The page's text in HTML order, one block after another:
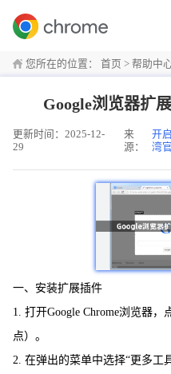
您所在的位置： 首页 > 帮助中
Google浏览器扩
更新时间：2025-12-
29
来
源：
开
湾
一、安装扩展插件
1. 打开Google Chrome浏览器
点）。
2. 在弹出的菜单中选择“更多工